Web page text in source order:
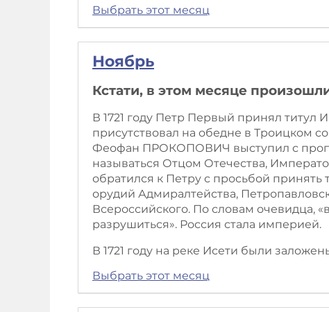
Выбрать этот месяц
Ноябрь
Кстати, в этом месяце
В 1721 году Петр Первый принял
присутствовал на обедне в Троицком
Феофан ПРОКОПОВИЧ выступил с
называться Отцом Отечества,
обратился к Петру с просьбой принять
орудий Адмиралтейства,
Всероссийского. По словам очевидца,
разрушиться». Россия стала империей.
В 1721 году на реке Исети были
Выбрать этот месяц